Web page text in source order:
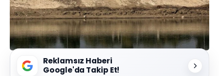
Reklamsız Haberi
Google'da Takip Et!